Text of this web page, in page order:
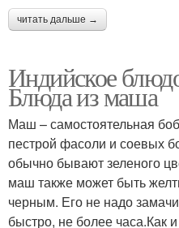
читать дальше →
Индийское
Блюда из маша
Маш – самостоятельная
пестрой фасоли и соевых
обычно бывают зеленого
маш также может быть
черным. Его не надо
быстро, не более часа.Как